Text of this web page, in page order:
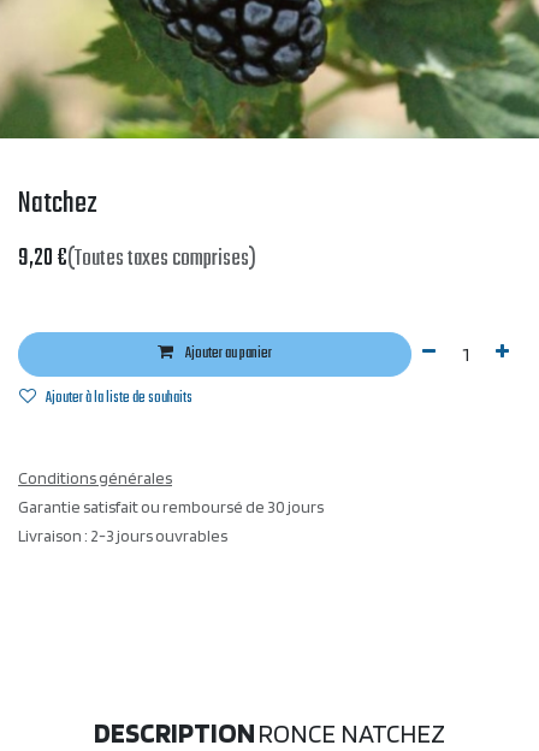
Natchez
9,20€(Toutes taxes comprises)
Ajouter au panier
Ajouter à la liste de souhaits
Conditions générales
Garantie satisfait ou remboursé de 30 jours
Livraison : 2-3 jours ouvrables
DESCRIPTIONRONCE NATCHEZ